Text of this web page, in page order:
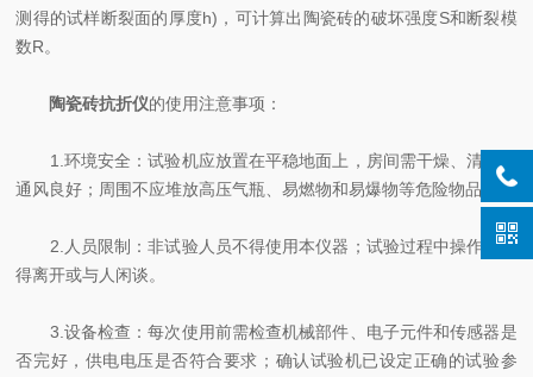
测得的试样断裂面的厚度h)，可计算出陶瓷砖的破坏强度S和断裂模
数R。
陶瓷砖抗折仪的使用注意事项：
1.环境安全：试验机应放置在平稳地面上，房间需干燥、清洁且
通风良好；周围不应堆放高压气瓶、易燃物和易爆物等危险物品。
2.人员限制：非试验人员不得使用本仪器；试验过程中操作者不
得离开或与人闲谈。
3.设备检查：每次使用前需检查机械部件、电子元件和传感器是
否完好，供电电压是否符合要求；确认试验机已设定正确的试验参